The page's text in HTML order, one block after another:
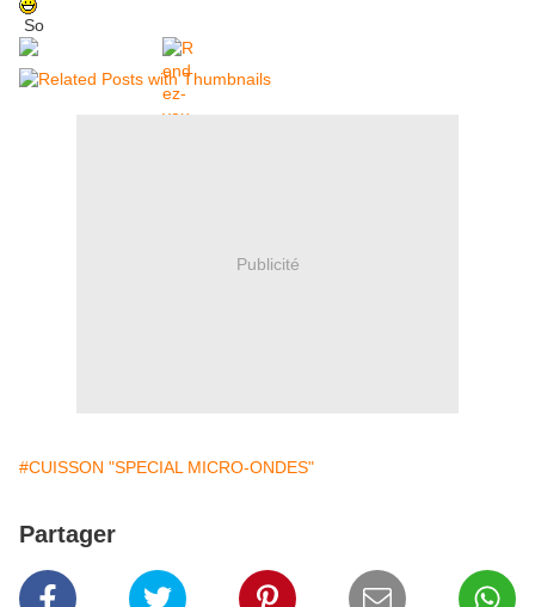
So
Publicité
#CUISSON "SPECIAL MICRO-ONDES"
Partager